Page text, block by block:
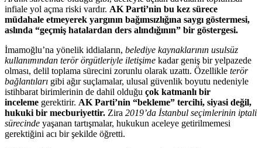
infiale yol açma riski vardır. AK Parti’nin bu kez sürece
müdahale etmeyerek yargının bağımsızlığına saygı göstermesi,
aslında “geçmiş hatalardan ders alındığının” bir göstergesi.
İmamoğlu’na yönelik iddiaların, belediye kaynaklarının usulsüz
kullanımından terör örgütleriyle iletişime kadar geniş bir yelpazede
olması, delil toplama sürecini zorunlu olarak uzattı. Özellikle terör
bağlantıları gibi ağır suçlamalar, ulusal güvenlik boyutu nedeniyle
istihbarat birimlerinin de dahil olduğu çok katmanlı bir
inceleme gerektirir. AK Parti’nin “bekleme” tercihi, siyasi değil,
hukuki bir mecburiyettir. Zira 2019’da İstanbul seçimlerinin iptali
sürecinde yaşanan tartışmalar, hukukun aceleye getirilmemesi
gerektiğini acı bir şekilde öğretti.